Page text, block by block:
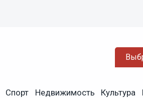
Спорт Недвижимость Культура